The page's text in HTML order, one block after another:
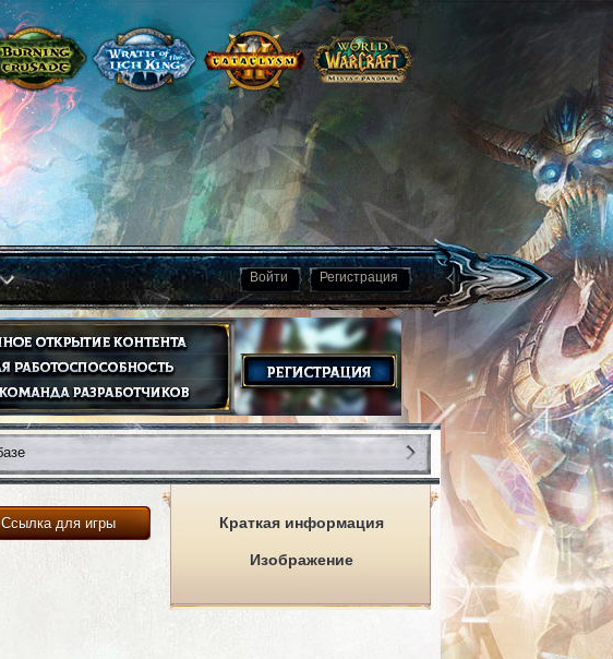
Войти Регистрация
Краткая информация
Изображение
Ссылка для игры